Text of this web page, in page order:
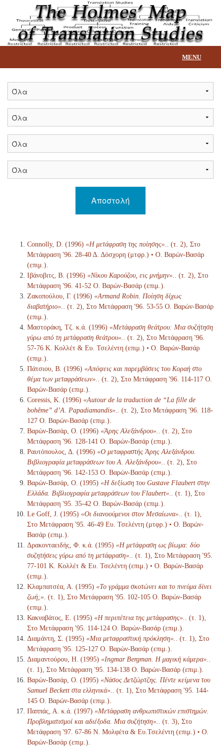
MENU
Αρχική
Τίτλοι
Επικοινωνία
Αποστολή
Connolly, D. (1996) «Η μετάφραση της ποίησης».
. (τ. 2), Στο
Μετάφραση '96. 28-40 Δ. Δόσχορη (μτφρ.) • Ο. Βαρών-Βασάρ
(επιμ.).
Ιβάνοβιτς, Β. (1996) «Νίκου Καρούζου, εις μνήμην».
. (τ. 2), Στο
Μετάφραση '96. 41-52 Ο. Βαρών-Βασάρ (επιμ.).
Ζακοπούλου, Γ. (1996) «Armand Robin. Ποίηση δίχως
διαβατήριο».
. (τ. 2), Στο Μετάφραση '96. 53-55 Ο. Βαρών-Βασάρ
(επιμ.).
Μαστοράκη, Τζ. κ.ά. (1996) «Μετάφραση θεάτρου: Μια συζήτηση
γύρω από τη μετάφραση θεάτρου».
. (τ. 2), Στο Μετάφραση '96.
57-76 Κ. Κολλέτ & Ευ. Τσελέντη (επιμ.) • Ο. Βαρών-Βασάρ
(επιμ.).
Πάτσιου, Β. (1996) «Απόψεις και παρεμβάσεις του Κοραή στο
θέμα των μεταφράσεων».
. (τ. 2), Στο Μετάφραση '96. 114-117 Ο.
Βαρών-Βασάρ (επιμ.).
Coressis, Κ. (1996) «Autour de la traduction de “La fille de
bohême” d’A. Papadiamandis».
. (τ. 2), Στο Μετάφραση '96. 118-
127 Ο. Βαρών-Βασάρ (επιμ.).
Βαρών-Βασάρ, Ο. (1996) «Άρης Αλεξάνδρου».
. (τ. 2), Στο
Μετάφραση '96. 128-141 Ο. Βαρών-Βασάρ (επιμ.).
Ραυτόπουλος, Δ. (1996) «Ο μεταφραστής Άρης Αλεξάνδρου.
Βιβλιογραφία μεταφράσεων του Α. Αλεξάνδρου».
. (τ. 2), Στο
Μετάφραση '96. 142-153 Ο. Βαρών-Βασάρ (επιμ.).
Βαρών-Βασάρ, Ο. (1995) «Η δεξίωση του Gustave Flaubert στην
Ελλάδα. Βιβλιογραφία μεταφράσεων του Flaubert».
. (τ. 1), Στο
Μετάφραση '95. 35-42 Ο. Βαρών-Βασάρ (επιμ.).
Le Goff, J. (1995) «Οι διανοούμενοι στον Μεσαίωνα».
. (τ. 1),
Στο Μετάφραση '95. 46-49 Ευ. Τσελέντη (μτφρ.) • Ο. Βαρών-
Βασάρ (επιμ.).
Δρακονταειδής, Φ. κ.ά. (1995) «Η μετάφραση ως βίωμα: δύο
συζητήσεις γύρω από τη μετάφραση».
. (τ. 1), Στο Μετάφραση '95.
77-101 Κ. Κολλέτ & Ευ. Τσελέντη (επιμ.) • Ο. Βαρών-Βασάρ
(επιμ.).
Κλαμπατσέα, Α. (1995) «Το γράμμα σκοτώνει και το πνεύμα δίνει
ζωή;» . (τ. 1), Στο Μετάφραση '95. 102-105 Ο. Βαρών-Βασάρ
(επιμ.).
Κακναβάτος, Ε. (1995) «Η περιπέτεια της μετάφρασης».
. (τ. 1),
Στο Μετάφραση '95. 114-124 Ο. Βαρών-Βασάρ (επιμ.).
Διαμάντη, Σ. (1995) «Μια μεταφραστική πρόκληση».
. (τ. 1), Στο
Μετάφραση '95. 125-127 Ο. Βαρών-Βασάρ (επιμ.).
Διαμαντούρου, Η. (1995) «Ingmar Bergman. Η μαγική κάμερα».
(τ. 1), Στο Μετάφραση '95. 134-138 Ο. Βαρών-Βασάρ (επιμ.).
Βαρών-Βασάρ, Ο. (1995) «Νάσος Δετζώρτζης. Πέντε κείμενα του
Samuel Beckett στα ελληνικά».
. (τ. 1), Στο Μετάφραση '95. 144-
145 Ο. Βαρών-Βασάρ (επιμ.).
Παππάς, Α. κ.ά. (1997) «Μετάφραση ανθρωπιστικών επιστημών.
Προβληματισμοί και αδιέξοδα. Μια συζήτηση».
. (τ. 3), Στο
Μετάφραση '97. 67-86 Ν. Μολφέτα & Ευ.Τσελέντη (επιμ.) • Ο.
Βαρών-Βασάρ (επιμ.).